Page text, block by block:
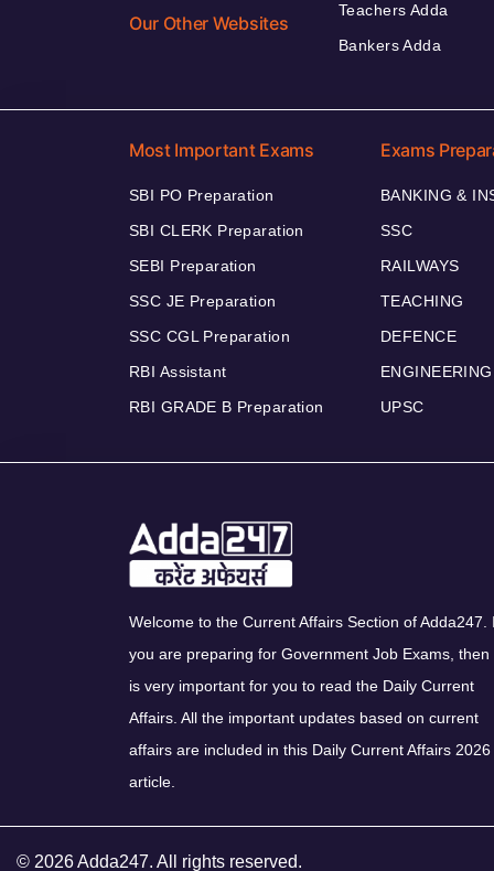
Our Other Websites
Teachers Adda
Bankers Adda
Most Important Exams
SBI PO Preparation
SBI CLERK Preparation
SEBI Preparation
SSC JE Preparation
SSC CGL Preparation
RBI Assistant
RBI GRADE B Preparation
Exams
BANKING &
SSC
RAILWAYS
TEACHING
DEFENCE
ENGINEERING
UPSC
Welcome to the Current Affairs Section of Adda247.
you are preparing for Government Job Exams, then
is very important for you to read the Daily Current
Affairs. All the important updates based on current
affairs are included in this Daily Current Affairs 2026
article.
© 2026 Adda247. All rights reserved.